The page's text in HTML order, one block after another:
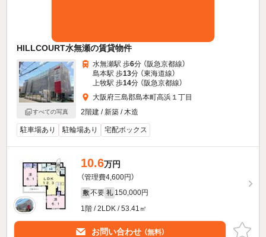
HILLCOURT水無瀬の賃貸物件
すべての写真
水無瀬駅 歩6分 （阪急京都線）
島本駅 歩13分 （東海道線）
上牧駅 歩14分 （阪急京都線）
大阪府三島郡島本町高浜１丁目
2階建 / 新築 / 木造
駐車場あり 駐輪場あり 宅配ボックス
10.6万円
（管理費4,600円）
敷 不要 礼 150,000円
1階 / 2LDK / 53.41㎡
お問い合わせ （無料）